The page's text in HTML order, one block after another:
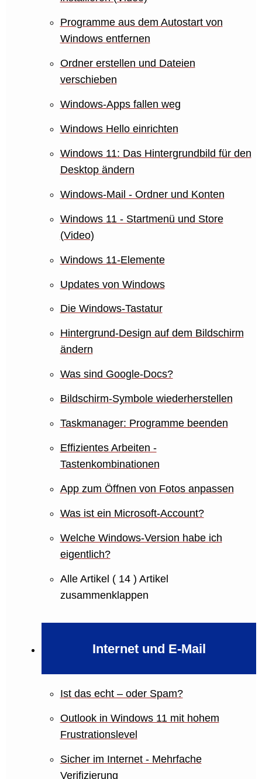
Programme aus dem Autostart von
Windows entfernen
Ordner erstellen und Dateien
verschieben
Windows-Apps fallen weg
Windows Hello einrichten
Windows 11: Das Hintergrundbild für den
Desktop ändern
Windows-Mail - Ordner und Konten
Windows 11 - Startmenü und Store
(Video)
Windows 11-Elemente
Updates von Windows
Die Windows-Tastatur
Hintergrund-Design auf dem Bildschirm
ändern
Was sind Google-Docs?
Bildschirm-Symbole wiederherstellen
Taskmanager: Programme beenden
Effizientes Arbeiten -
Tastenkombinationen
App zum Öffnen von Fotos anpassen
Was ist ein Microsoft-Account?
Welche Windows-Version habe ich
eigentlich?
Alle Artikel ( 14 ) Artikel
zusammenklappen
Internet und E-Mail
Ist das echt – oder Spam?
Outlook in Windows 11 mit hohem
Frustrationslevel
Sicher im Internet - Mehrfache
Verifizierung